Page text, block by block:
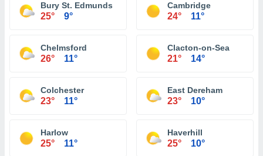
Bury St. Edmunds
25° 9°
Cambridge
24° 11°
Chelmsford
26° 11°
Clacton-on-Sea
21° 14°
Colchester
23° 11°
East Dereham
23° 10°
Harlow
25° 11°
Haverhill
25° 10°